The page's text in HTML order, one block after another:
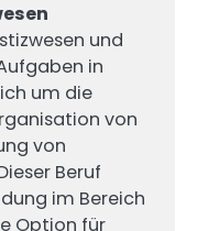
und
in
um die
von
von
Beruf
im Bereich
Option für